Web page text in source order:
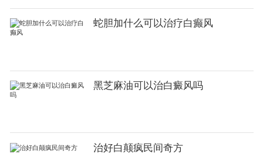
蛇胆加什么可以治疗白癫风
黑芝麻油可以治白癜风吗
治好白颠疯民间奇方